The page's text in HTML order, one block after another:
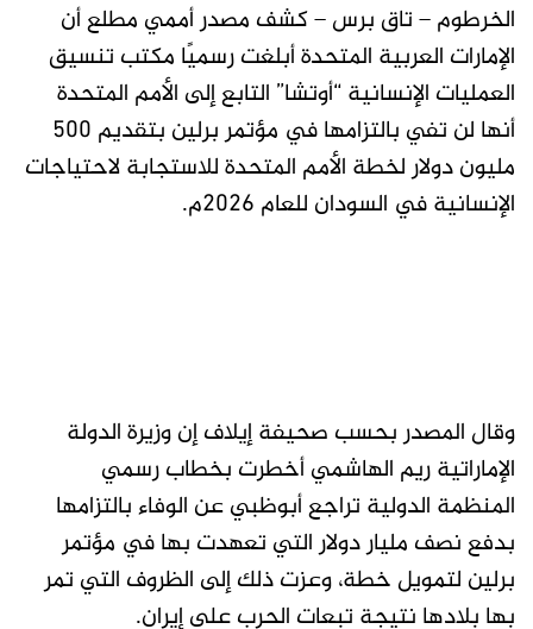
الخرطوم – تاق برس – كشف مصدر أممي مطلع أن
الإمارات العربية المتحدة أبلغت رسميًا مكتب تنسيق
العمليات الإنسانية “أوتشا” التابع إلى الأمم المتحدة
أنها لن تفي بالتزامها في مؤتمر برلين بتقديم 500
مليون دولار لخطة الأمم المتحدة للاستجابة لاحتياجات
الإنسانية في السودان للعام 2026م.
وقال المصدر بحسب صحيفة إيلاف إن وزيرة الدولة
الإماراتية ريم الهاشمي أخطرت بخطاب رسمي
المنظمة الدولية تراجع أبوظبي عن الوفاء بالتزامها
بدفع نصف مليار دولار التي تعهدت بها في مؤتمر
برلين لتمويل خطة، وعزت ذلك إلى الظروف التي تمر
بها بلادها نتيجة تبعات الحرب على إيران.